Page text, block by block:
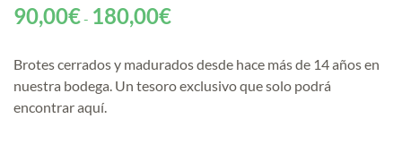
90,00€- 180,00€Rango
desde
90,00€
Brotes cerrados y madurados desde hace más de 14 años en
nuestra bodega. Un tesoro exclusivo que solo podrá
encontrar aquí.